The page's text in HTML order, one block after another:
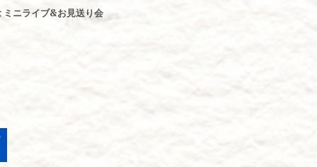
ニライブ&お見送り会